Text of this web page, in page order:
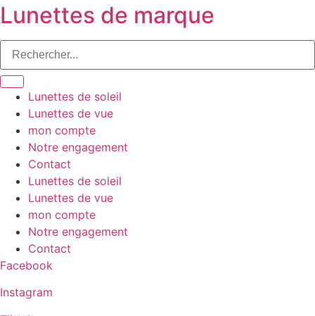
Lunettes de marque
Lunettes de soleil
Lunettes de vue
mon compte
Notre engagement
Contact
Lunettes de soleil
Lunettes de vue
mon compte
Notre engagement
Contact
Facebook
Instagram